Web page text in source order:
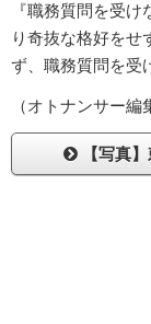
『職務質問を受
り奇抜な格好をせ
ず、職務質問を受
（オトナンサー編
【写真